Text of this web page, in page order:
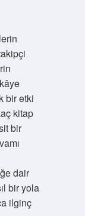
bir etki
kitap
bir
dair
bir yola
ilginç